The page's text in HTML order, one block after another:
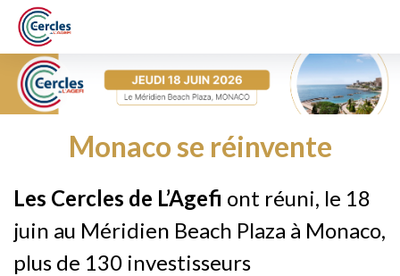
Monaco se réinvente
Les Cercles de L’Agefi ont réuni, le 18
juin au Méridien Beach Plaza à Monaco,
plus de 130 investisseurs